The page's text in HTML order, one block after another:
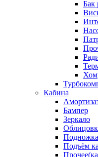
Бак
Кабина
Бампер
Зеркало
Подножка
Подъём